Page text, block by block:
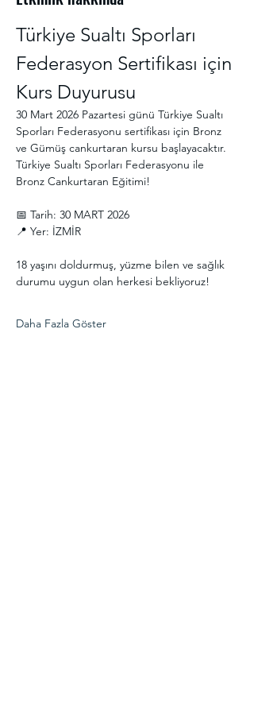
Türkiye Sualtı Sporları
Federasyon Sertifikası için
Kurs Duyurusu
30 Mart 2026 Pazartesi günü Türkiye Sualtı
Sporları Federasyonu sertifikası için Bronz
ve Gümüş cankurtaran kursu başlayacaktır.
Türkiye Sualtı Sporları Federasyonu ile
Bronz Cankurtaran Eğitimi!
📅 Tarih: 30 MART 2026
📍 Yer: İZMİR
18 yaşını doldurmuş, yüzme bilen ve sağlık
durumu uygun olan herkesi bekliyoruz!
Daha Fazla Göster